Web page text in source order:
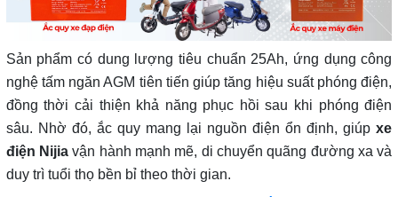
Sản phẩm có dung lượng tiêu chuẩn 25Ah, ứng dụng công
nghệ tấm ngăn AGM tiên tiến giúp tăng hiệu suất phóng điện,
đồng thời cải thiện khả năng phục hồi sau khi phóng điện
sâu. Nhờ đó, ắc quy mang lại nguồn điện ổn định, giúpxe
điện Nijia vận hành mạnh mẽ, di chuyển quãng đường xa và
duy trì tuổi thọ bền bỉ theo thời gian.